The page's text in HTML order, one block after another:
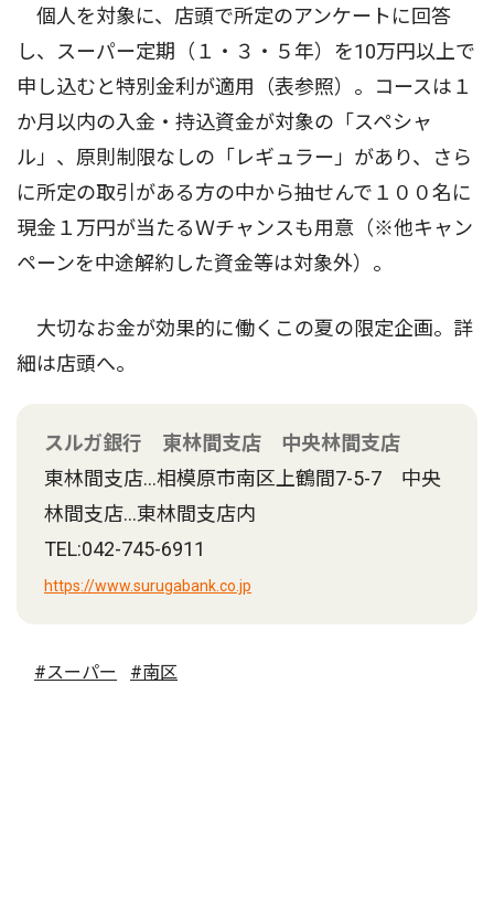
個人を対象に、店頭で所定のアンケートに回答
し、スーパー定期（１・３・５年）を10万円以上で
申し込むと特別金利が適用（表参照）。コースは１
か月以内の入金・持込資金が対象の「スペシャ
ル」、原則制限なしの「レギュラー」があり、さら
に所定の取引がある方の中から抽せんで１００名に
現金１万円が当たるＷチャンスも用意（※他キャン
ペーンを中途解約した資金等は対象外）。
大切なお金が効果的に働くこの夏の限定企画。詳
細は店頭へ。
スルガ銀行 東林間支店 中央林間支店
東林間支店…相模原市南区上鶴間7-5-7 中央
林間支店…東林間支店内
TEL:042-745-6911
https://www.surugabank.co.jp
#スーパー #南区